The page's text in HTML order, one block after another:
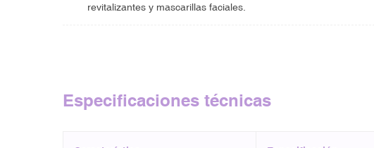
revitalizantes y mascarillas faciales.
Especificaciones técnicas